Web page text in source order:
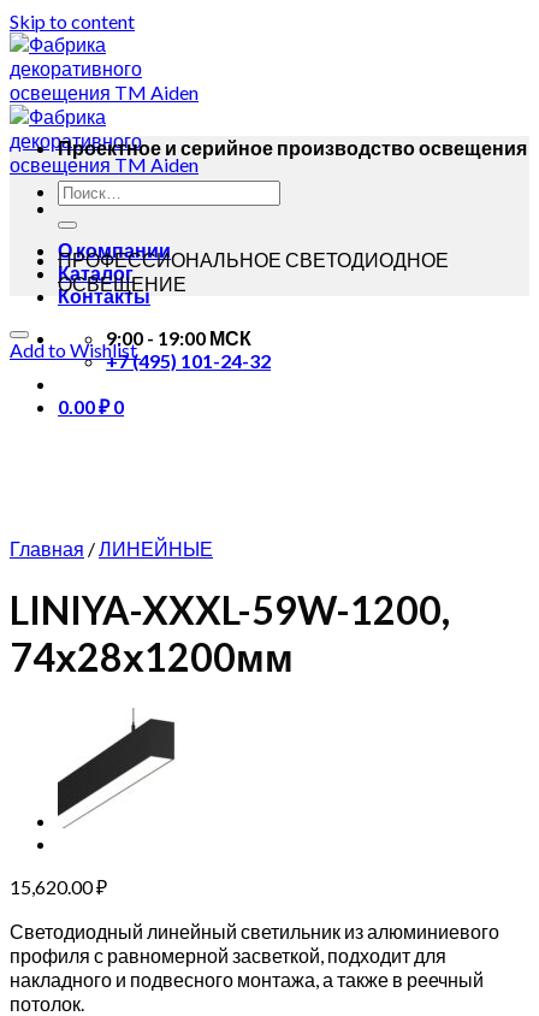
Skip to content
О компании
Каталог
Контакты
9:00 - 19:00 МСК
+7 (495) 101-24-32
0.00₽ 0
Проектное и серийное производство освещения
ПРОФЕССИОНАЛЬНОЕ СВЕТОДИОДНОЕ
ОСВЕЩЕНИЕ
Add to Wishlist
Главная /ЛИНЕЙНЫЕ
LINIYA-XXXL-59W-1200,
74х28х1200мм
15,620.00₽
Светодиодный линейный светильник из алюминиевого
профиля с равномерной засветкой, подходит для
накладного и подвесного монтажа, а также в реечный
потолок.